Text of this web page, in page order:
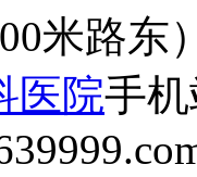
米路东
医院手机